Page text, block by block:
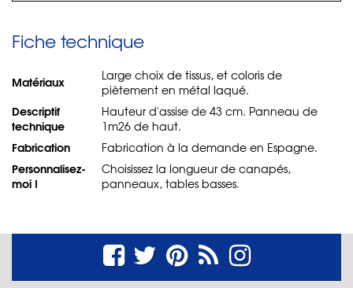
Fiche technique
Matériaux
Large choix de tissus, et coloris de
piètement en métal laqué.
Descriptif
technique
Hauteur d'assise de 43 cm. Panneau de
1m26 de haut.
Fabrication Fabrication à la demande en Espagne.
Personnalisez-
moi !
Choisissez la longueur de canapés,
panneaux, tables basses.